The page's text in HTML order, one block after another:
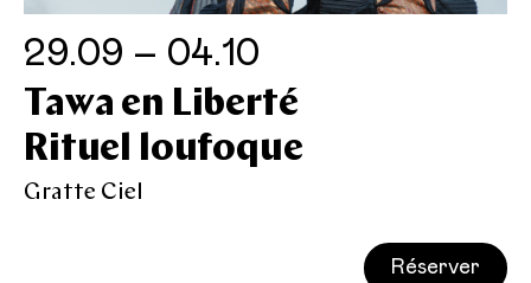
29.09 – 04.10
Tawa en Liberté
Rituel loufoque
Gratte Ciel
Réserver